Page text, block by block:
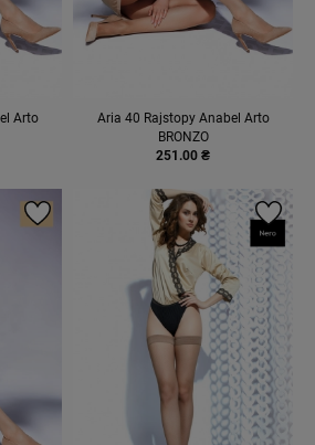
Arto
Aria 40 Rajstopy Anabel Arto
BRONZO
251.00 ₴